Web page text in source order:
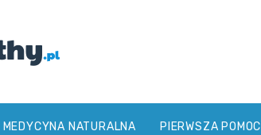
MEDYCYNA NATURALNA PIERWSZA POMOC